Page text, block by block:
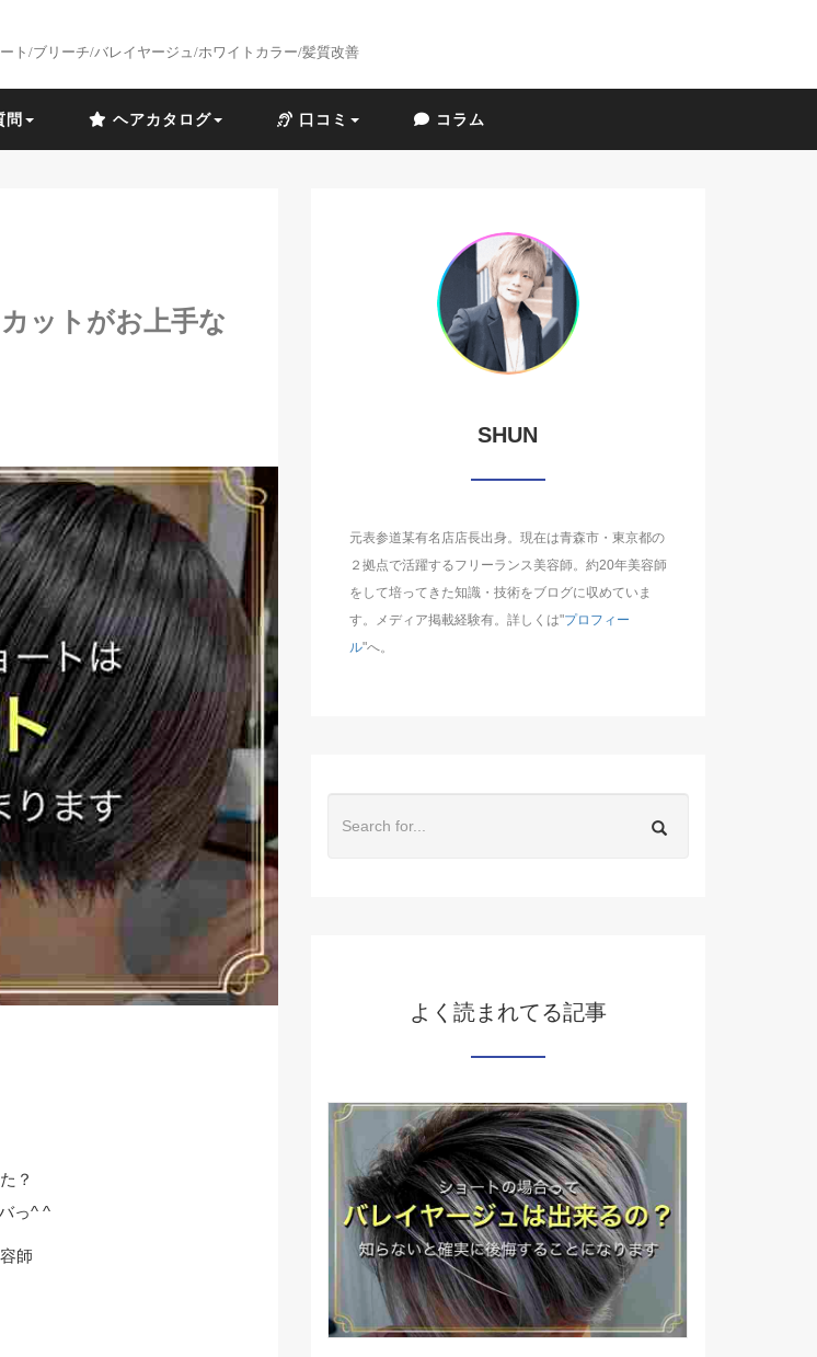
ト/ブリーチ/バレイヤージュ/ホワイトカラー/髪質改善
問 ヘアカタログ 口コミ コラム
ットがお上手な
？
っ^ ^
師
SHUN
元表参道某有名店店長出身。現在は青森市・東京都の
２拠点で活躍するフリーランス美容師。約20年美容師
をして培ってきた知識・技術をブログに収めていま
す。メディア掲載経験有。詳しくは"プロフィー
ル"へ。
よく読まれてる記事